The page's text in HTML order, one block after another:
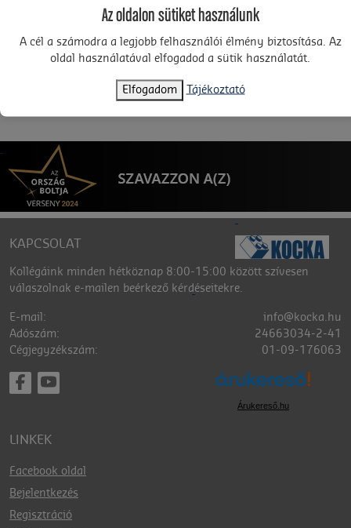
Találatok: 0
KAPCSOLAT
Kollégáink minden hétköznap 8:00-15:00 között szívesen
válaszolnak e-mailen beérkező kérdéseitekre.
E-mail:
info@kocka.hu
Adószám:
24663034-2-41
Cégjegyzékszám:
01-09-176063
Árukereső.hu
LINKEK
Facebook oldal
Bejelentkezés
Regisztráció
Az oldalon sütiket használunk
A cél a számodra a legjobb felhasználói élmény biztosítása. Az
oldal használatával elfogadod a sütik használatát.
Elfogadom Tájékoztató